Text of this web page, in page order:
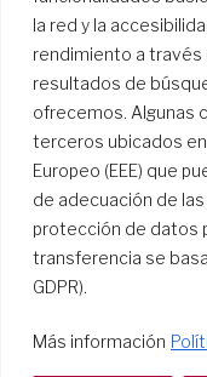
la red y la
rendimiento a
resultados de
ofrecemos. Algunas
terceros ubicados
Europeo (EEE) que
de adecuación de
protección de datos
transferencia se
GDPR).
Más información